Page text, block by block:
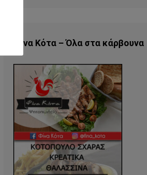
Φίνα Κότα – Όλα στα κάρβουνα